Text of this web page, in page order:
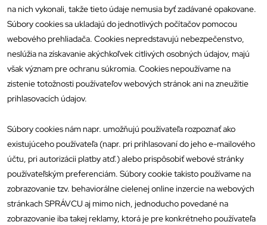
na nich vykonali, takže tieto údaje nemusia byť zadávané opakovane.
Súbory cookies sa ukladajú do jednotlivých počítačov pomocou
webového prehliadača. Cookies nepredstavujú nebezpečenstvo,
neslúžia na získavanie akýchkoľvek citlivých osobných údajov, majú
však význam pre ochranu súkromia. Cookies nepoužívame na
zistenie totožnosti používateľov webových stránok ani na zneužitie
prihlasovacích údajov.
Súbory cookies nám napr. umožňujú používateľa rozpoznať ako
existujúceho používateľa (napr. pri prihlasovaní do jeho e-mailového
účtu, pri autorizácii platby atď.) alebo prispôsobiť webové stránky
používateľským preferenciám. Súbory cookie takisto používame na
zobrazovanie tzv. behaviorálne cielenej online inzercie na webových
stránkach SPRÁVCU aj mimo nich, jednoducho povedané na
zobrazovanie iba takej reklamy, ktorá je pre konkrétneho používateľa